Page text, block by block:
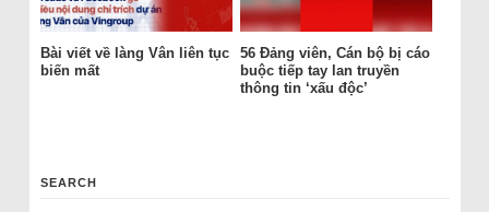
Bài viết về làng Vân liên tục
biến mất
56 Đảng viên, Cán bộ bị cáo
buộc tiếp tay lan truyền
thông tin ‘xấu độc’
SEARCH